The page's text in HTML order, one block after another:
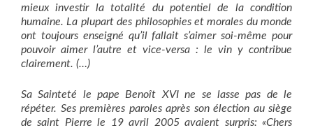
mieux investir la totalité du potentiel de la condition
humaine. La plupart des philosophies et morales du monde
ont toujours enseigné qu’il fallait s’aimer soi-même pour
pouvoir aimer l’autre et vice-versa : le vin y contribue
clairement. (…)
Sa Sainteté le pape Benoît XVI ne se lasse pas de le
répéter. Ses premières paroles après son élection au siège
de saint Pierre le 19 avril 2005 avaient surpris: «Chers